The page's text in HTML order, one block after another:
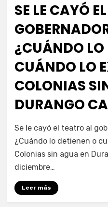
SE LE CAYÓ
¿CUÁNDO LO
CUÁNDO LO
COLONIAS
DURANGO
por Fernando Miranda Servín
Se le cayó el teatro al
¿Cuándo lo detienen o
Colonias sin agua en
diciembre…
Leer más